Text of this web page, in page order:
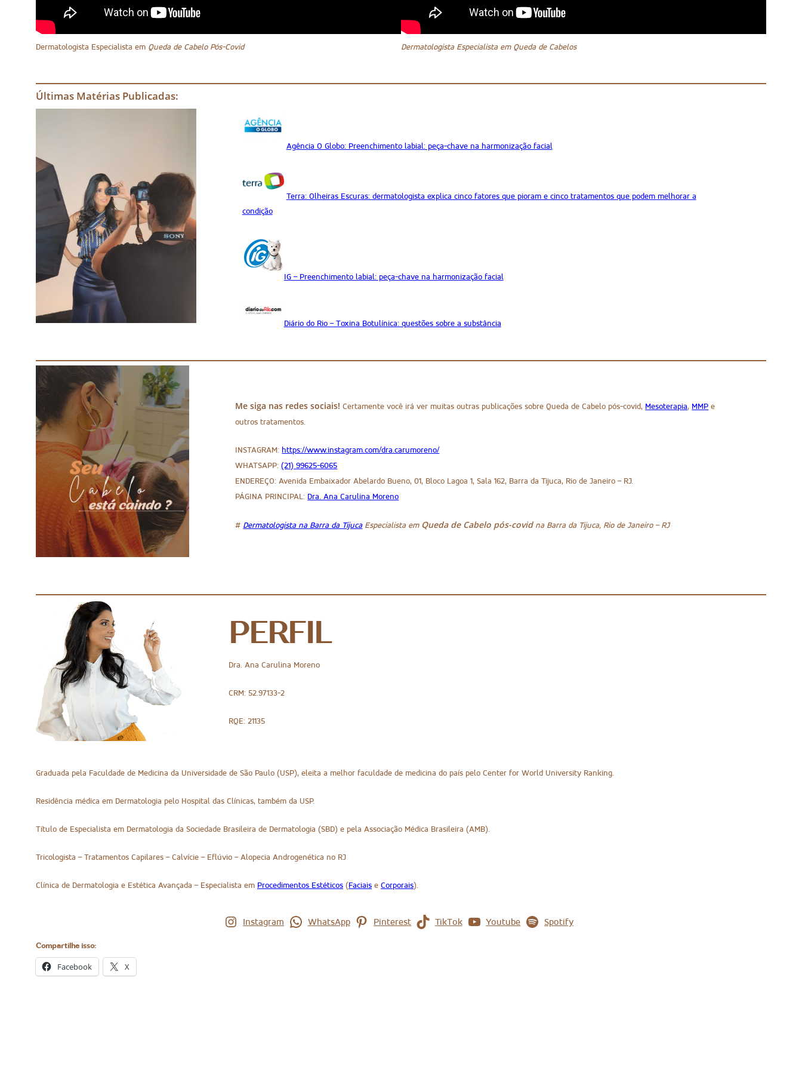
Dermatologista Especialista em Queda de Cabelo Pós-Covid Dermatologista Especialista em Queda de Cabelos
Últimas Matérias Publicadas:
Agência O Globo: Preenchimento labial: peça-chave na harmonização facial
Terra: Olheiras Escuras: dermatologista explica cinco fatores que pioram e cinco tratamentos que podem melhorar a
condição
IG – Preenchimento labial: peça-chave na harmonização facial
Diário do Rio – Toxina Botulínica: questões sobre a substância
Me siga nas redes sociais! Certamente você irá ver muitas outras publicações sobre Queda de Cabelo pós-covid, Mesoterapia, MMP e
outros tratamentos.
INSTAGRAM: https://www.instagram.com/dra.carumoreno/
WHATSAPP:(21) 99625-6065
ENDEREÇO: Avenida Embaixador Abelardo Bueno, 01, Bloco Lagoa 1, Sala 162, Barra da Tijuca, Rio de Janeiro – RJ.
PÁGINA PRINCIPAL: Dra. Ana Carulina Moreno
# Dermatologista na Barra da TijucaEspecialista em Queda de Cabelo pós-covidna Barra da Tijuca, Rio de Janeiro – RJ
PERFIL
Dra. Ana Carulina Moreno
CRM: 52.97133-2
RQE: 21135
Graduada pela Faculdade de Medicina da Universidade de São Paulo (USP), eleita a melhor faculdade de medicina do país pelo Center for World University Ranking.
Residência médica em Dermatologia pelo Hospital das Clínicas, também da USP.
Título de Especialista em Dermatologia da Sociedade Brasileira de Dermatologia (SBD) e pela Associação Médica Brasileira (AMB).
Tricologista – Tratamentos Capilares – Calvície – Eflúvio – Alopecia Androgenética no RJ
Clínica de Dermatologia e Estética Avançada – Especialista em Procedimentos Estéticos (Faciais e Corporais).
Instagram WhatsApp Pinterest TikTok Youtube Spotify
Compartilhe isso:
Facebook X